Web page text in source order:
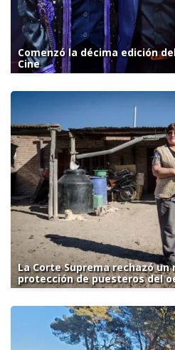
Comenzó la décima edición
Cine
La Corte Suprema rechazó
protección de puesteros del